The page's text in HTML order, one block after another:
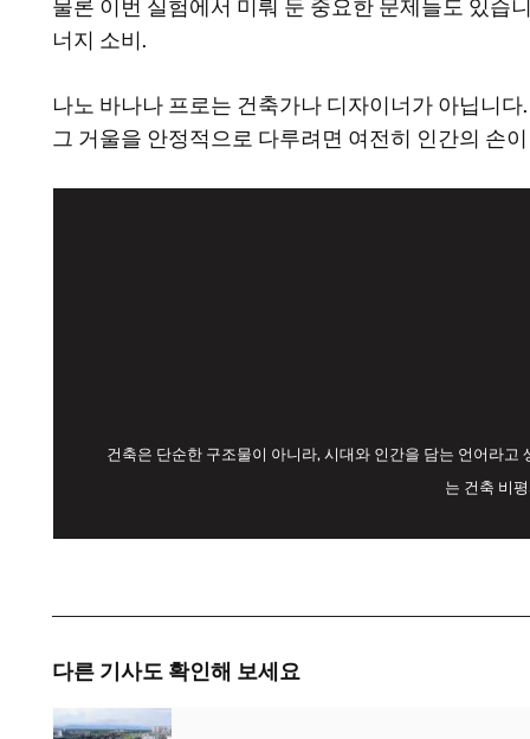
물론 이번 실험에서 미뤄 둔 중요한 문제들도 있습
너지 소비.
나노 바나나 프로는 건축가나 디자이너가 아닙니
그 거울을 안정적으로 다루려면 여전히 인간의 손
건축은 단순한 구조물이 아니라, 시대와 인간을 담는 언어라
는 건축 비
다른 기사도 확인해 보세요